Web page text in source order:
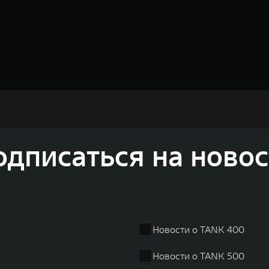
ORA, премиальных кроссоверов WEY, а также новый
GWM входят 80 дочерних компаний, а штат включает более 60 000
больше чем на 30% и составила 136,3 млрд юаней (1,6 трлн
на
Новости о TANK 400
Новости о TANK 500